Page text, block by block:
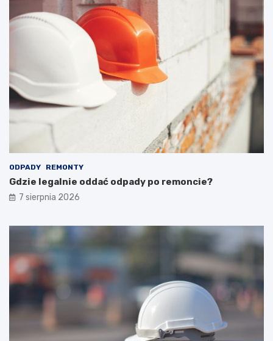
ODPADY REMONTY
Gdzie legalnie oddać odpady po remoncie?
7 sierpnia 2026